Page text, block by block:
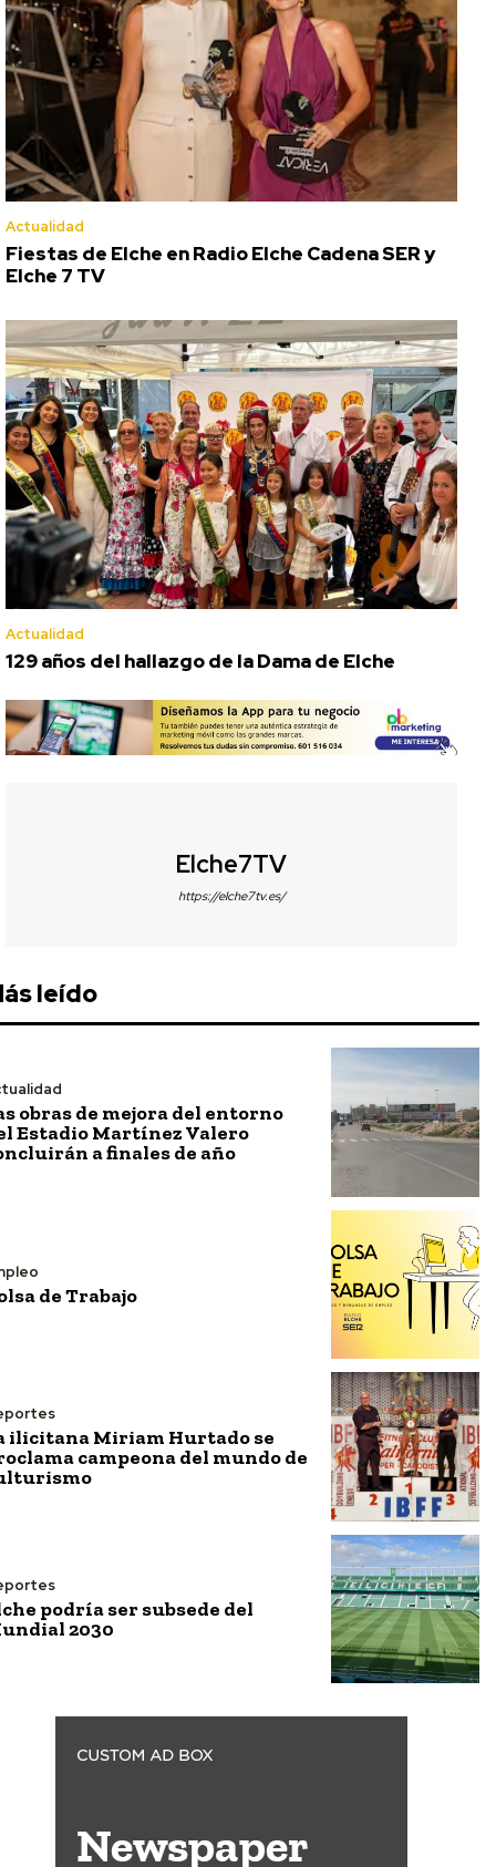
Actualidad
Fiestas de Elche en Radio Elche Cadena SER y
Elche 7 TV
Actualidad
129 años del hallazgo de la Dama de Elche
Elche7TV
https://elche7tv.es/
leído
obras de mejora del entorno
Estadio Martínez Valero
a finales de año
de Trabajo
ilicitana Miriam Hurtado se
campeona del mundo de
podría ser subsede del
2030